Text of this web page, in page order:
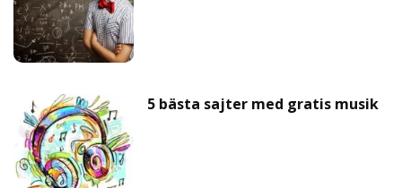
5 bästa sajter med gratis musik